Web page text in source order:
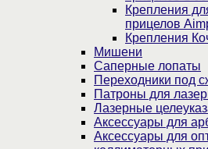
Крепления
прицелов
Крепления
Мишени
Саперные лопаты
Переходники под
Патроны для
Лазерные
Аксессуары для
Аксессуары для